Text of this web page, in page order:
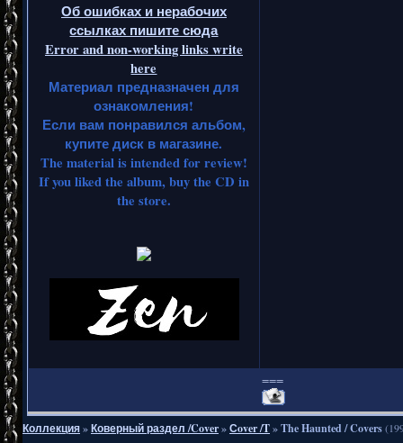
Об ошибках и нерабочих
ссылках пишите сюда
Error and non-working links write
here
Материал предназначен для
ознакомления!
Если вам понравился альбом,
купите диск в магазине.
The material is intended for review!
If you liked the album, buy the CD in
the store.
===
Коллекция»Коверный раздел /Cover»Сover /T»The Haunted / Covers